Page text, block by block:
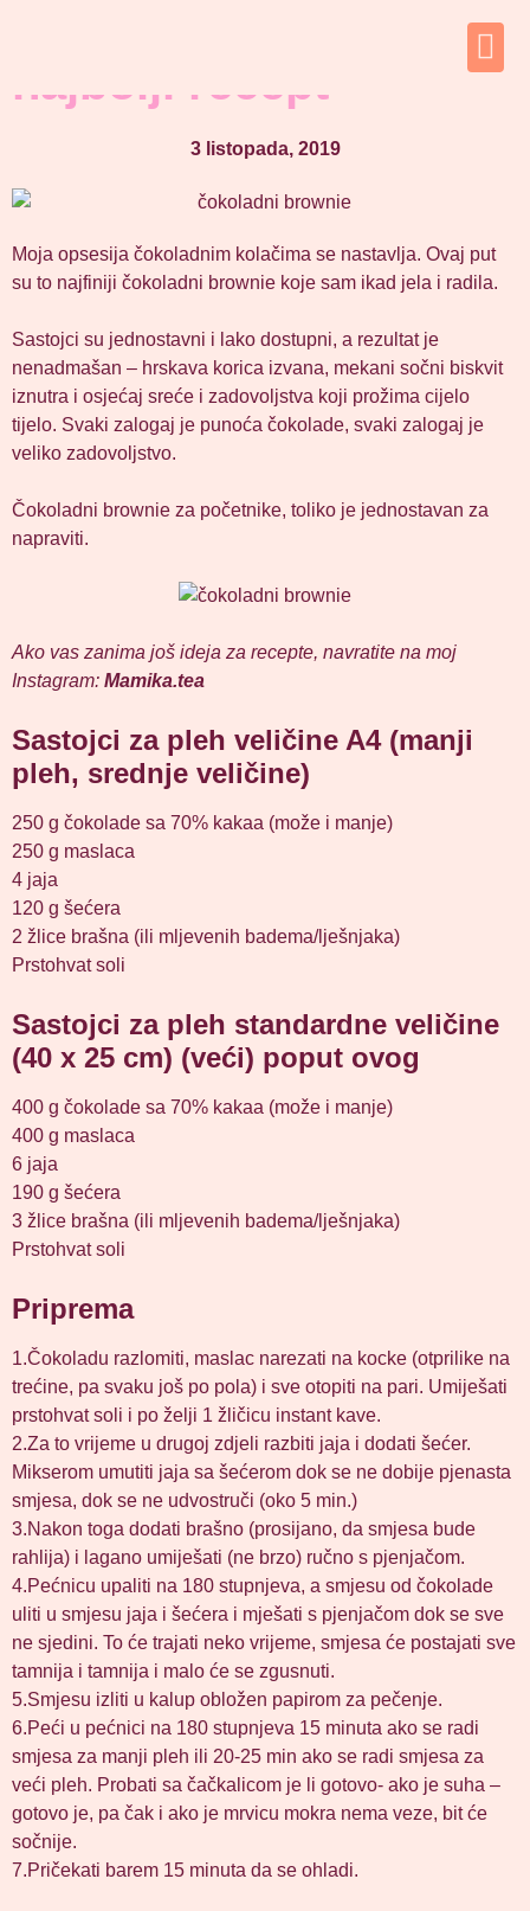
Čokoladni brownie –
najbolji recept
3 listopada, 2019
Moja opsesija čokoladnim kolačima se nastavlja. Ovaj put
su to najfiniji čokoladni brownie koje sam ikad jela i radila.
Sastojci su jednostavni i lako dostupni, a rezultat je
nenadmašan – hrskava korica izvana, mekani sočni biskvit
iznutra i osjećaj sreće i zadovoljstva koji prožima cijelo
tijelo. Svaki zalogaj je punoća čokolade, svaki zalogaj je
veliko zadovoljstvo.
Čokoladni brownie za početnike, toliko je jednostavan za
napraviti.
Ako vas zanima još ideja za recepte, navratite na moj
Instagram: Mamika.tea
Sastojci za pleh veličine A4 (manji
pleh, srednje veličine)
250 g čokolade sa 70% kakaa (može i manje)
250 g maslaca
4 jaja
120 g šećera
2 žlice brašna (ili mljevenih badema/lješnjaka)
Prstohvat soli
Sastojci za pleh standardne veličine
(40 x 25 cm) (veći) poput ovog
400 g čokolade sa 70% kakaa (može i manje)
400 g maslaca
6 jaja
190 g šećera
3 žlice brašna (ili mljevenih badema/lješnjaka)
Prstohvat soli
Priprema
1.Čokoladu razlomiti, maslac narezati na kocke (otprilike na
trećine, pa svaku još po pola) i sve otopiti na pari. Umiješati
prstohvat soli i po želji 1 žličicu instant kave.
2.Za to vrijeme u drugoj zdjeli razbiti jaja i dodati šećer.
Mikserom umutiti jaja sa šećerom dok se ne dobije pjenasta
smjesa, dok se ne udvostruči (oko 5 min.)
3.Nakon toga dodati brašno (prosijano, da smjesa bude
rahlija) i lagano umiješati (ne brzo) ručno s pjenjačom.
4.Pećnicu upaliti na 180 stupnjeva, a smjesu od čokolade
uliti u smjesu jaja i šećera i mješati s pjenjačom dok se sve
ne sjedini. To će trajati neko vrijeme, smjesa će postajati sve
tamnija i tamnija i malo će se zgusnuti.
5.Smjesu izliti u kalup obložen papirom za pečenje.
6.Peći u pećnici na 180 stupnjeva 15 minuta ako se radi
smjesa za manji pleh ili 20-25 min ako se radi smjesa za
veći pleh. Probati sa čačkalicom je li gotovo- ako je suha –
gotovo je, pa čak i ako je mrvicu mokra nema veze, bit će
sočnije.
7.Pričekati barem 15 minuta da se ohladi.